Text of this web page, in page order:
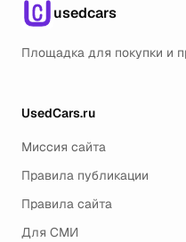
usedcars
Площадка для покупки и
UsedCars.ru
Миссия сайта
Правила публикации
Правила сайта
Для СМИ